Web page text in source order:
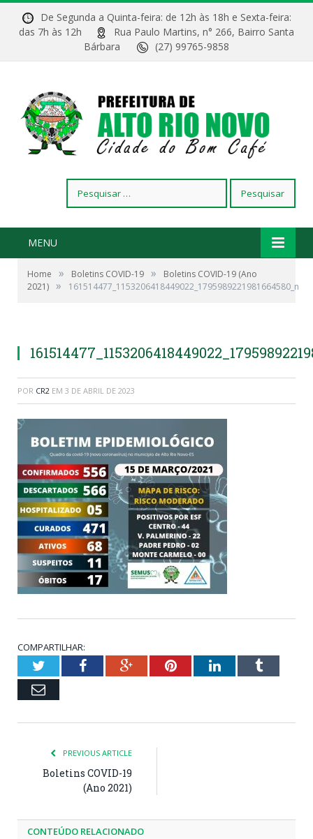
De Segunda a Quinta-feira: de 12h às 18h e Sexta-feira:
das 7h às 12h
Rua Paulo Martins, n° 266, Bairro Santa
Bárbara
(27) 99765-9858
por:
MENU
Home » Boletins COVID-19 »
Boletins COVID-19 (Ano
2021) » 161514477_1153206418449022_1795989221981664580_n
POR CR2 EM 3 DE ABRIL DE 2023
COMPARTILHAR:
TwitterFacebookGoogle+PinterestLinkedInTumblr
Email
PREVIOUS ARTICLE
Boletins COVID-19
(Ano 2021)
CONTEÚDO RELACIONADO